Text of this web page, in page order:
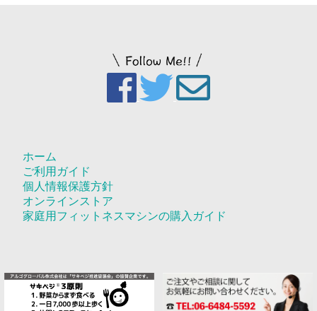
ホーム
ご利用ガイド
個人情報保護方針
オンラインストア
家庭用フィットネスマシンの購入ガイド